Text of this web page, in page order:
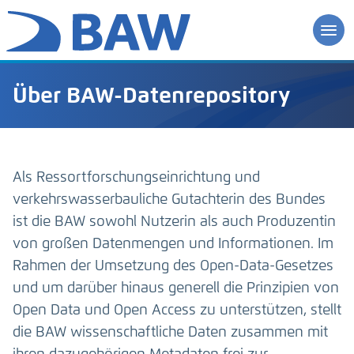
Über BAW-Datenrepository
Als Ressortforschungseinrichtung und
verkehrswasserbauliche Gutachterin des Bundes
ist die BAW sowohl Nutzerin als auch Produzentin
von großen Datenmengen und Informationen. Im
Rahmen der Umsetzung des Open-Data-Gesetzes
und um darüber hinaus generell die Prinzipien von
Open Data und Open Access zu unterstützen, stellt
die BAW wissenschaftliche Daten zusammen mit